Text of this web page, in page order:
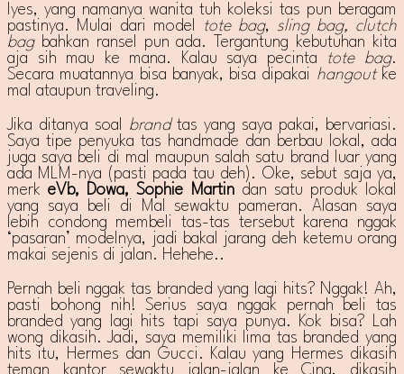
Iyes, yang namanya wanita tuh koleksi tas pun beragam
pastinya. Mulai dari model
tote bag, sling bag, clutch
bagbahkan ransel pun ada. Tergantung kebutuhan kita
aja sih mau ke mana. Kalau saya pecinta tote bag.
Secara muatannya bisa banyak, bisa dipakai hangout ke
mal ataupun traveling.
Jika ditanya soal brand tas yang saya pakai, bervariasi.
Saya tipe penyuka tas handmade dan berbau lokal, ada
juga saya beli di mal maupun salah satu brand luar yang
ada MLM-nya (pasti pada tau deh). Oke, sebut saja ya,
merkeVb, Dowa, Sophie Martindan satu produk lokal
yang saya beli di Mal sewaktu pameran. Alasan saya
lebih condong membeli tas-tas tersebut karena nggak
‘pasaran’ modelnya, jadi bakal jarang deh ketemu orang
makai sejenis di jalan. Hehehe..
Pernah beli nggak tas branded yang lagi hits? Nggak! Ah,
pasti bohong nih! Serius saya nggak pernah beli tas
branded yang lagi hits tapi saya punya. Kok bisa? Lah
wong dikasih. Jadi, saya memiliki lima tas branded yang
hits itu, Hermes dan Gucci. Kalau yang Hermes dikasih
teman kantor sewaktu jalan-jalan ke Cina, dikasih